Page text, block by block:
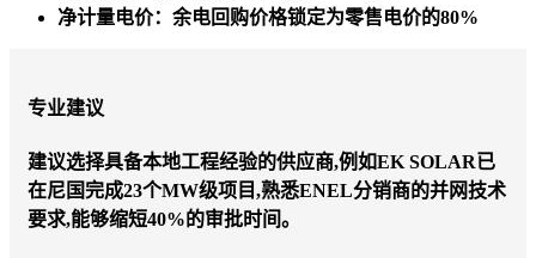
净计量电价：余电回购价格锁定为零售电价的80%
专业建议
建议选择具备本地工程经验的供应商,例如EK SOLAR已
在尼国完成23个MW级项目,熟悉ENEL分销商的并网技术
要求,能够缩短40%的审批时间。